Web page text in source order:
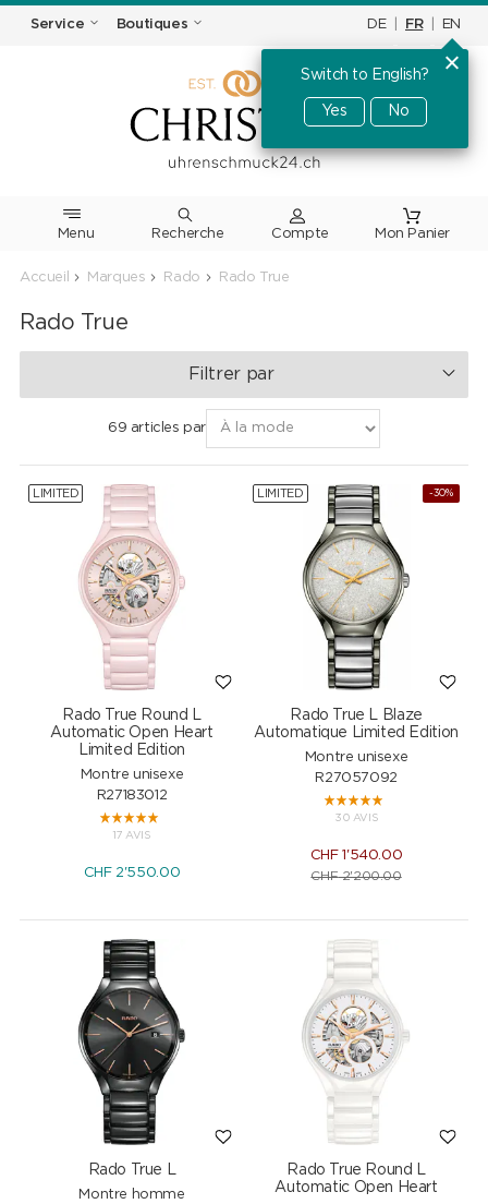
Service Boutiques DE FR EN
Switch to English?
Yes No
Menu Recherche
Accueil Marques Rado Rado True
Rado True
Filtrer par
69 articles par
LIMITED
Rado True Round L
Automatic Open Heart
Limited Edition
Montre unisexe
R27183012
17 AVIS
CHF 2'550.00
-30%
LIMITED
Rado True L Blaze
Automatique Limited Edition
Montre unisexe
R27057092
30 AVIS
CHF 1'540.00
CHF2'200.00
Rado True L
Montre homme
Rado True Round L
Automatic Open Heart